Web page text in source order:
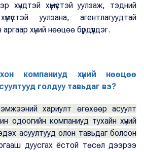
хүндтэй хүмүүстэй уулзаж, тэдний
уулзана, агентлагуудтай
хүний нөөцөө бүрдүүлдэг.
компаниуд хүний нөөцөө
голдуу тавьдаг вэ?
хариулт өгөхөөр асуулт
одоогийн компаниуд тухайн хүний
асуултууд олон тавьдаг болсон
дуусгах ёстой төсөл дээрээ